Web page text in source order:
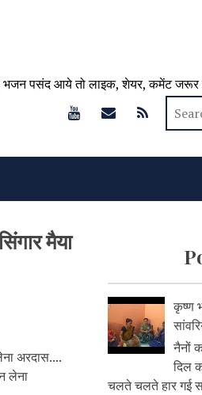
मेरे भजन पसंद आये तो लाइक, शेयर, कमेंट
मैया
अरदास....
लेना
कृष्ण
नैनों
दिल
चलते चलते हार गई